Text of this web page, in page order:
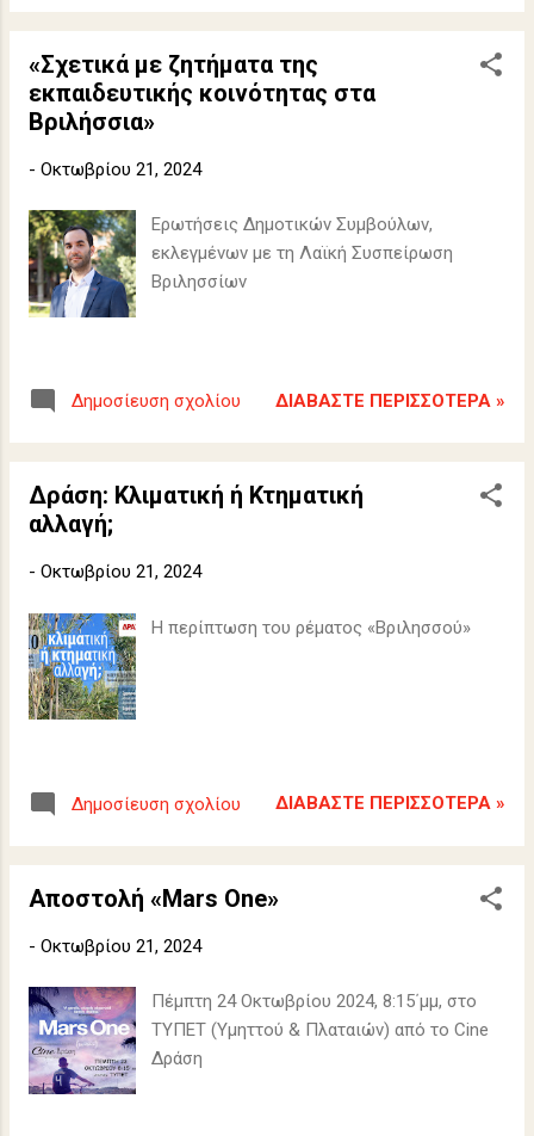
«Σχετικά με ζητήματα της
εκπαιδευτικής κοινότητας στα
Βριλήσσια»
- Οκτωβρίου 21, 2024
Ερωτήσεις Δημοτικών Συμβούλων,
εκλεγμένων με τη Λαϊκή Συσπείρωση
Βριλησσίων
Δημοσίευση σχολίου ΔΙΑΒΆΣΤΕ ΠΕΡΙΣΣΌΤΕΡΑ »
Δράση: Κλιματική ή Κτηματική
αλλαγή;
- Οκτωβρίου 21, 2024
Η περίπτωση του ρέματος «Βριλησσού»
Δημοσίευση σχολίου ΔΙΑΒΆΣΤΕ ΠΕΡΙΣΣΌΤΕΡΑ »
Αποστολή «Mars One»
- Οκτωβρίου 21, 2024
Πέμπτη 24 Οκτωβρίου 2024, 8:15΄μμ, στο
ΤΥΠΕΤ (Υμηττού & Πλαταιών) από το Cine
Δράση